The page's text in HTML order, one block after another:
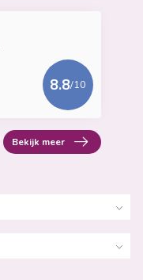
8.8/10
Bekijk meer